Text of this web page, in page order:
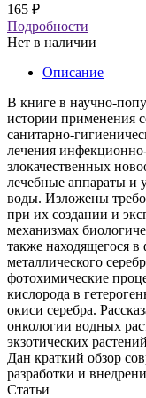
165 ₽
Подробности
Нет в наличии
Описание
В книге в научно-
истории применения
санитарно-
лечения
злокачественных
лечебные аппараты и
воды. Изложены
при их создании и
механизмах
также находящегося
металлического
фотохимические
кислорода в
окиси серебра.
онкологии водных
экзотических
Дан краткий обзор
разработки и
Статьи